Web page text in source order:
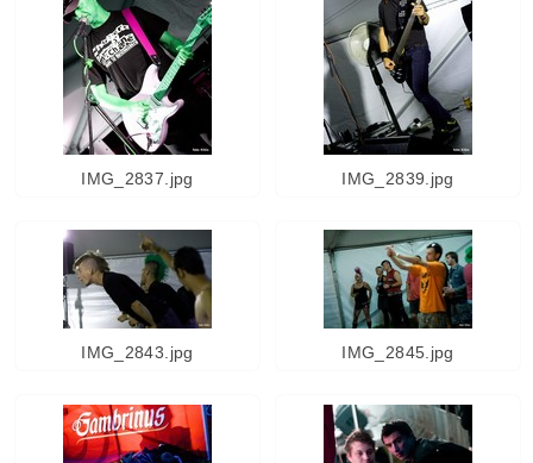
IMG_2837.jpg IMG_2839.jpg
IMG_2843.jpg IMG_2845.jpg